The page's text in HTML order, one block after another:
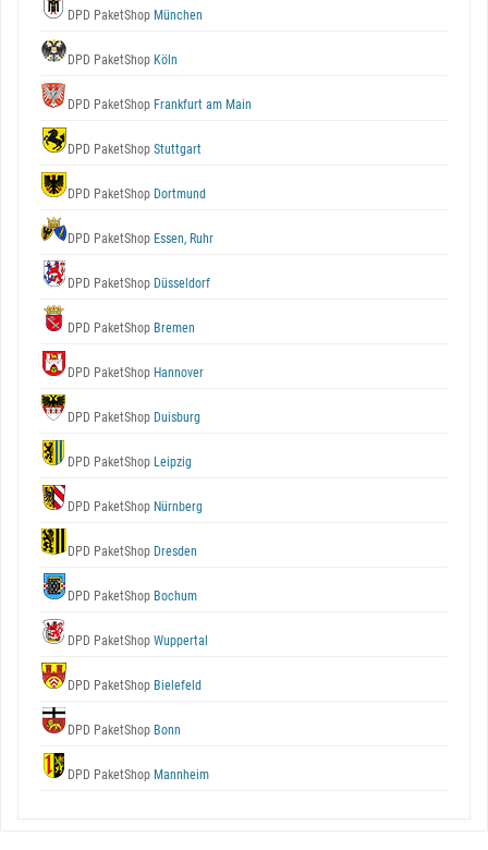
DPD PaketShop München
DPD PaketShop Köln
DPD PaketShop Frankfurt am Main
DPD PaketShop Stuttgart
DPD PaketShop Dortmund
DPD PaketShop Essen, Ruhr
DPD PaketShop Düsseldorf
DPD PaketShop Bremen
DPD PaketShop Hannover
DPD PaketShop Duisburg
DPD PaketShop Leipzig
DPD PaketShop Nürnberg
DPD PaketShop Dresden
DPD PaketShop Bochum
DPD PaketShop Wuppertal
DPD PaketShop Bielefeld
DPD PaketShop Bonn
DPD PaketShop Mannheim